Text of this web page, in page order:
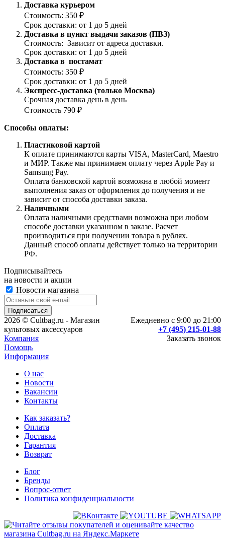
Доставка курьером
Стоимость: 350 ₽
Срок доставки: от 1 до 5 дней
Доставка в пункт выдачи заказов (ПВЗ)
Стоимость: Зависит от адреса доставки.
Срок доставки: от 1 до 5 дней
Доставка в постамат
Стоимость: 350 ₽
Срок доставки: от 1 до 5 дней
Экспресс-доставка (только Москва)
Срочная доставка день в день
Стоимость 790 ₽
Способы оплаты:
Пластиковой картой
К оплате принимаются карты VISA, MasterCard, Maestro
и МИР. Также мы принимаем оплату через Apple Pay и
Samsung Pay.
Оплата банковской картой возможна в любой момент
выполнения заказ от оформления до получения и не
зависит от способа доставки заказа.
Наличными
Оплата наличными средствами возможна при любом
способе доставки указанном в заказе. Расчет
производиться при получении товара в рублях.
Данный способ оплаты действует только на территории
РФ.
Подписывайтесь
на новости и акции
Новости магазина
Ежедневно с 9:00 до 21:00
+7 (495) 215-01-88
Заказать звонок
2026 © Cultbag.ru - Магазин
культовых аксессуаров
Компания
Помощь
Информация
О нас
Новости
Вакансии
Контакты
Как заказать?
Оплата
Доставка
Гарантия
Возврат
Блог
Бренды
Вопрос-ответ
Политика конфиденциальности